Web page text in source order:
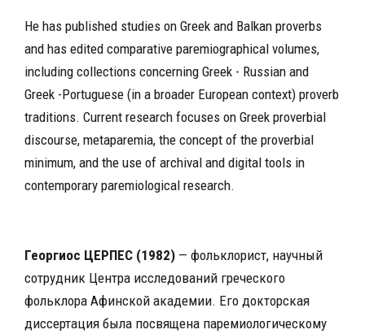
He has published studies on Greek and Balkan proverbs
and has edited comparative paremiographical volumes,
including collections concerning Greek - Russian and
Greek -Portuguese (in a broader European context) proverb
traditions. Current research focuses on Greek proverbial
discourse, metaparemia, the concept of the proverbial
minimum, and the use of archival and digital tools in
contemporary paremiological research.
Георгиос ЦЕРПЕС (1982) — фольклорист, научный
сотрудник Центра исследований греческого
фольклора Афинской академии. Его докторская
диссертация была посвящена паремиологическому